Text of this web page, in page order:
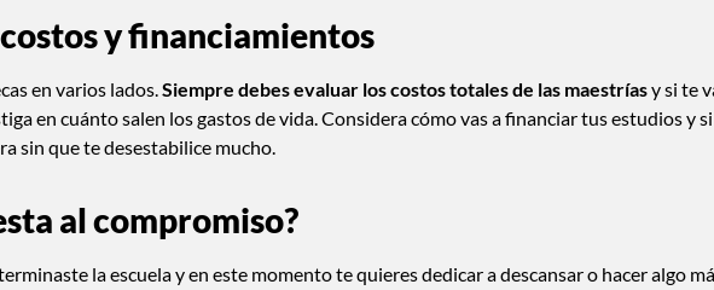
y financiamientos
en varios lados. Siempre debes evaluar los costos totales de las maestríasy si te
en cuánto salen los gastos de vida. Considera cómo vas a financiar tus estudios y si
sin que te desestabilice mucho.
al compromiso?
la escuela y en este momento te quieres dedicar a descansar o hacer algo